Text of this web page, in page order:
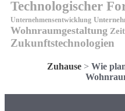
Technologischer
Unternehmensentwicklung
Wohnraumgestaltung
Zukunftstechnologien
Zuhause > Wie